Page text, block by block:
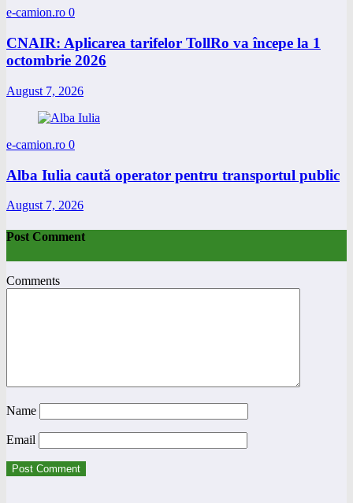
e-camion.ro 0
CNAIR: Aplicarea tarifelor TollRo va începe la 1
octombrie 2026
August 7, 2026
e-camion.ro 0
Alba Iulia caută operator pentru transportul public
August 7, 2026
Post Comment
Comments
Name
Email